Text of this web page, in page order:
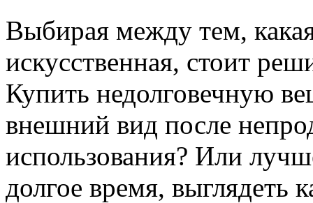
Выбирая между тем,
искусственная, стоит
Купить недолговечную
внешний вид после
использования? Или
долгое время, выглядеть